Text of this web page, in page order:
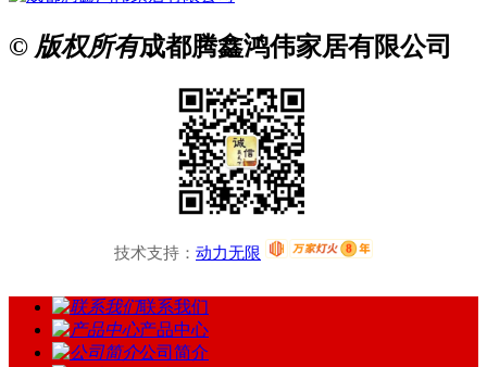
© 版权所有成都腾鑫鸿伟家居有限公司
技术支持： 动力无限
联系我们
产品中心
公司简介